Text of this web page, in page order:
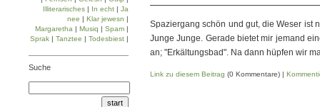
Spaziergang schön und gut, die Weser ist
Junge Junge. Gerade bietet mir jemand
an; "Erkältungsbad". Na dann hüpfen wir
Link zu diesem Beitrag (0 Kommentare) |
Illiterarisches | In echt | Ja
nee | Klar jewesn |
Margaretha | Musiq | Spam |
Sprak | Tanztee | Todesbiest |
Suche